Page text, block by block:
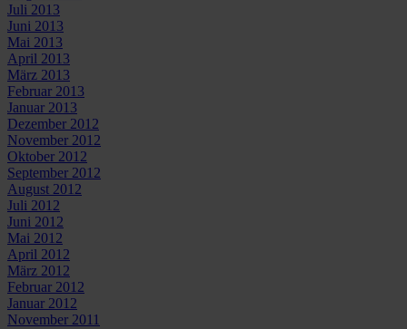
Juli 2013
Juni 2013
Mai 2013
April 2013
März 2013
Februar 2013
Januar 2013
Dezember 2012
November 2012
Oktober 2012
September 2012
August 2012
Juli 2012
Juni 2012
Mai 2012
April 2012
März 2012
Februar 2012
Januar 2012
November 2011